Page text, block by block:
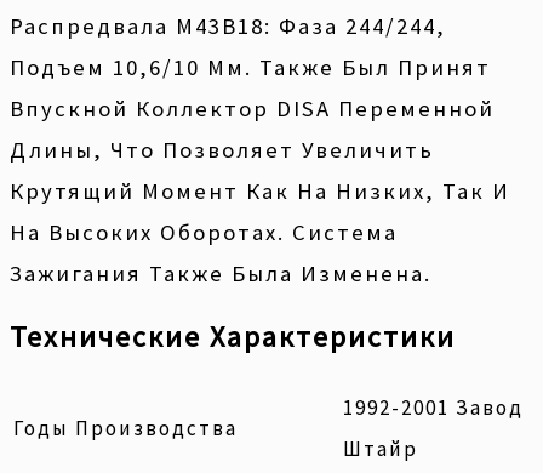
Распредвала M43B18: Фаза 244/244,
Подъем 10,6/10 Мм. Также Был Принят
Впускной Коллектор DISA Переменной
Длины, Что Позволяет Увеличить
Крутящий Момент Как На Низких, Так И
На Высоких Оборотах. Система
Зажигания Также Была Изменена.
Технические Характеристики
Годы Производства
1992-2001 Завод
Штайр